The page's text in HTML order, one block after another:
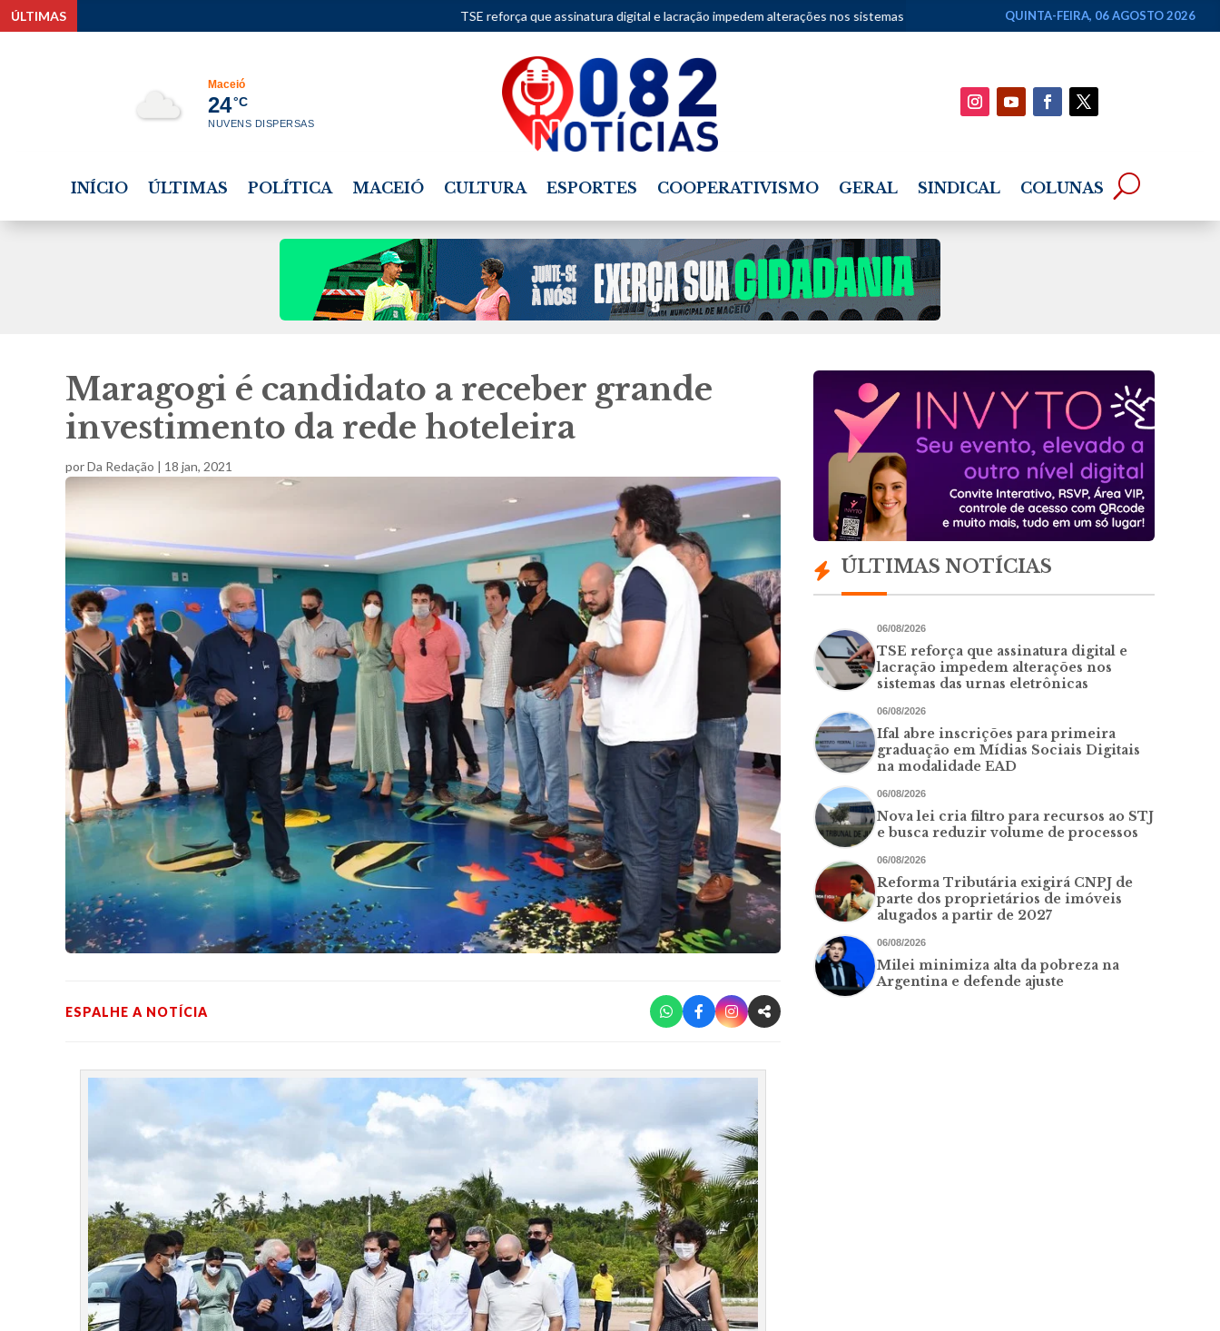
ÚLTIMAS TSE reforça que assinatura digital e lacração impedem alterações nos sistemas das urnas eletrônicas Ifal abre inscrições para primeira graduação
QUINTA-FEIRA, 06 AGOSTO 2026
Maceió
24°C
NUVENS DISPERSAS
INÍCIO ÚLTIMAS POLÍTICA MACEIÓ CULTURA ESPORTES COOPERATIVISMO GERAL SINDICAL COLUNAS
Maragogi é candidato a receber grande
investimento da rede hoteleira
porDa Redação 18 jan, 2021
ESPALHE A NOTÍCIA
ÚLTIMAS NOTÍCIAS
06/08/2026
TSE reforça que assinatura digital e
lacração impedem alterações nos
sistemas das urnas eletrônicas
06/08/2026
Ifal abre inscrições para primeira
graduação em Mídias Sociais Digitais
na modalidade EAD
06/08/2026
Nova lei cria filtro para recursos ao STJ
e busca reduzir volume de processos
06/08/2026
Reforma Tributária exigirá CNPJ de
parte dos proprietários de imóveis
alugados a partir de 2027
06/08/2026
Milei minimiza alta da pobreza na
Argentina e defende ajuste